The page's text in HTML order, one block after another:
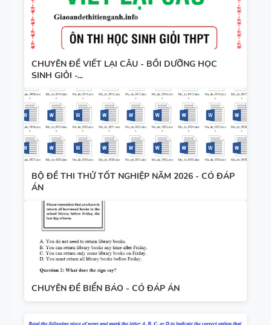
CHUYÊN ĐỀ VIẾT LẠI CÂU - BỒI DƯỠNG HỌC
SINH GIỎI -...
BỘ ĐỀ THI THỬ TỐT NGHIỆP NĂM 2026 - CÓ ĐÁP
ÁN
CHUYÊN ĐỀ BIỂN BÁO - CÓ ĐÁP ÁN